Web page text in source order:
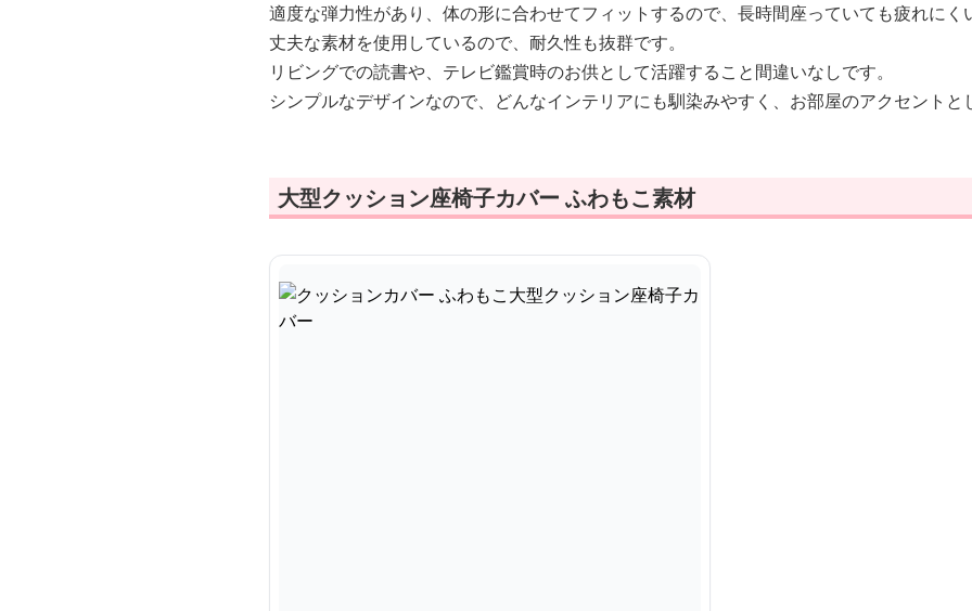
適度な弾力性があり、体の形に合わせてフィットするので、長時間座っていても疲れにく
丈夫な素材を使用しているので、耐久性も抜群です。
リビングでの読書や、テレビ鑑賞時のお供として活躍すること間違いなしです。
シンプルなデザインなので、どんなインテリアにも馴染みやすく、お部屋のアクセントと
大型クッション座椅子カバー ふわもこ素材